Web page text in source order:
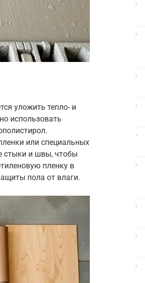
уложить тепло- и
использовать
или специальных
стыки и швы, чтобы
пленку в
пола от влаги.